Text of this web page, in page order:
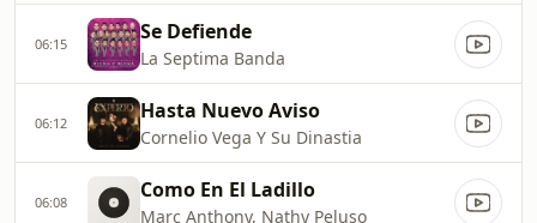
06:15 Se Defiende
La Septima Banda
06:12 Hasta Nuevo Aviso
Cornelio Vega Y Su Dinastia
06:08 Como En El Ladillo
Marc Anthony, Nathy Peluso